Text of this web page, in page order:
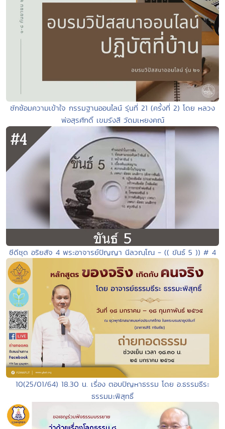
ซักซ้อมความเข้าใจ กรรมฐานออนไลน์ รุ่นที่ 21 (ครั้งที่ 2) โดย หลวง
พ่อสุรศักดิ์ เขมรังสี วัดมเหยงคณ์
ซีดีชุด อริยสัจ 4 พระอาจารย์ปัญญา นีลวณฺโณ - (( ขันธ์ 5 )) # 4
10(25/01/64) 18.30 น. เรื่อง ตอบปัญหาธรรม โดย อ.ธรรมธีระ
ธรรมมะพิสุทธิ์